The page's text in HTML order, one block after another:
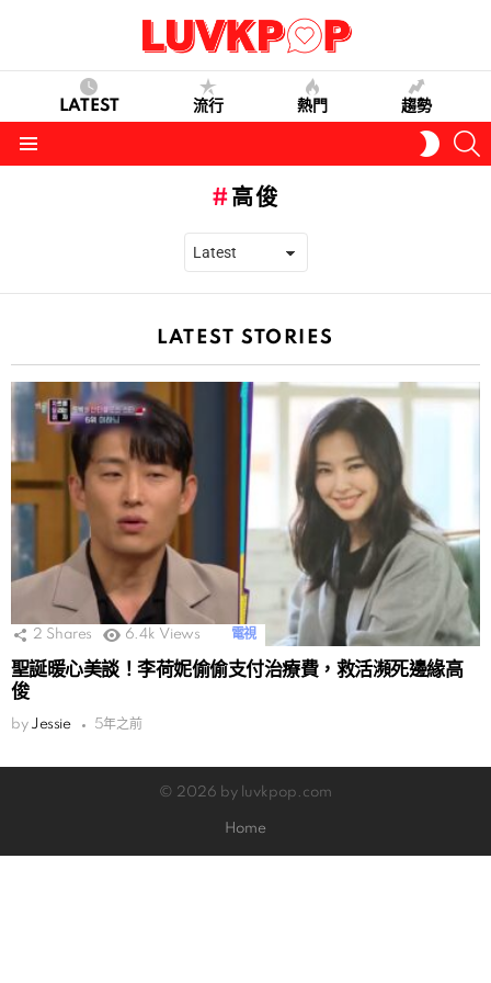
LATEST 流行 熱門 趨勢
SKIN
高俊
LATEST STORIES
2 Shares 6.4k Views 電視
聖誕暖心美談！李荷妮偷偷支付治療費，救活瀕死邊緣高
俊
by Jessie 5年之前
© 2026 by luvkpop.com
Home